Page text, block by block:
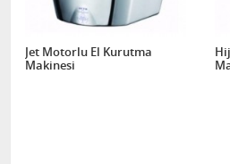
Jet Motorlu El Kurutma
Makinesi